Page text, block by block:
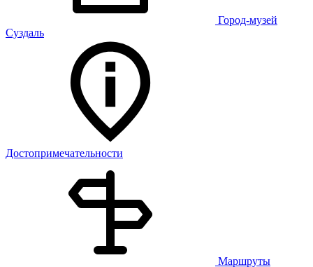
Город-музей
Суздаль
Достопримечательности
Маршруты